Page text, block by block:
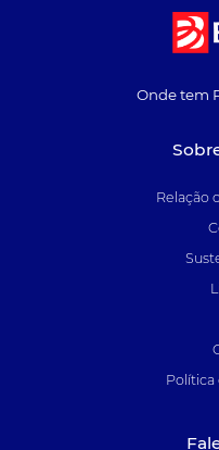
Onde tem
Relação
Política